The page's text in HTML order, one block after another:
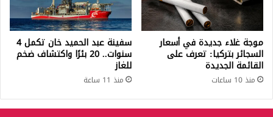
موجة غلاء جديدة في أسعار
السجائر بتركيا: تعرف على
القائمة الجديدة
منذ 10 ساعات
سفينة عبد الحميد خان تكمل 4
سنوات.. 20 بئرًا واكتشاف ضخم
للغاز
منذ 11 ساعة